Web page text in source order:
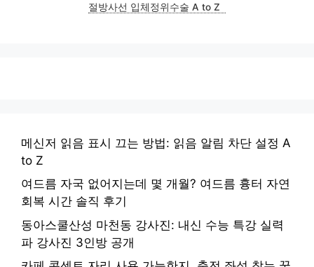
절방사선 입체정위수술 A to Z
메신저 읽음 표시 끄는 방법: 읽음 알림 차단 설정 A
to Z
여드름 자국 없어지는데 몇 개월? 여드름 흉터 자연
회복 시간 솔직 후기
동아스쿨산성 마천동 강사진: 내신 수능 특강 실력
파 강사진 3인방 공개